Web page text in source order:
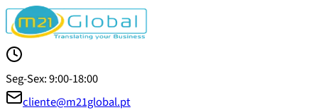
Seg-Sex: 9:00-18:00
cliente@m21global.pt